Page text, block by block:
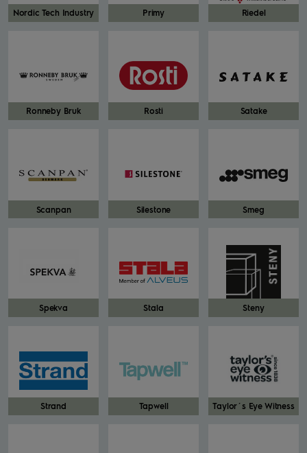
Nordic Tech Industry Primy Riedel
Ronneby Bruk Rosti Satake
Scanpan Silestone Smeg
Spekva Stala Steny
Strand Tapwell Taylor´s Eye Witness